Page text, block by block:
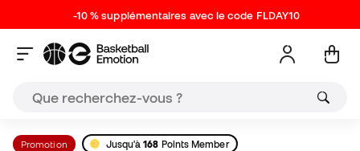
-10 % supplémentaires avec le code FLDAY10
Promotion Jusqu'à168 Points Member